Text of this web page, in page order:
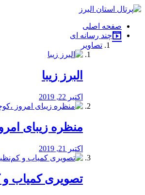
فصد
شرق
تهران
خشکشویی
صفحه اصلی
چند رسانه ای
تصاویر
البرز زیبا
اکتبر 22, 2019
منظره‌‌ زیبای
اکتبر 21, 2019
️تصویری کمیاب و